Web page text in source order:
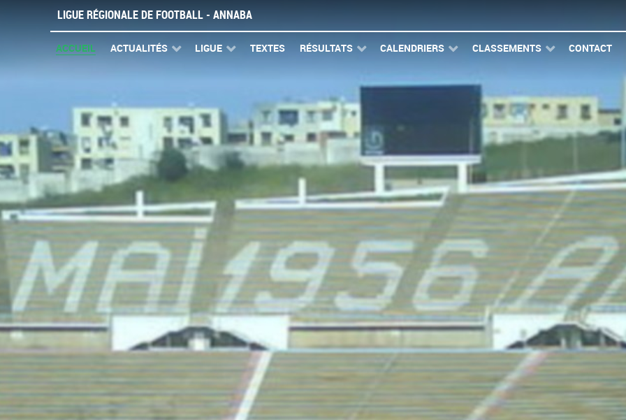
LIGUE RÉGIONALE DE FOOTBALL - ANNABA
ACCUEIL ACTUALITÉS LIGUE TEXTES RÉSULTATS CALENDRIERS CLASSEMENTS CONTACT